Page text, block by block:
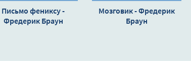
Письмо фениксу -
Фредерик Браун
Мозговик - Фредерик
Браун